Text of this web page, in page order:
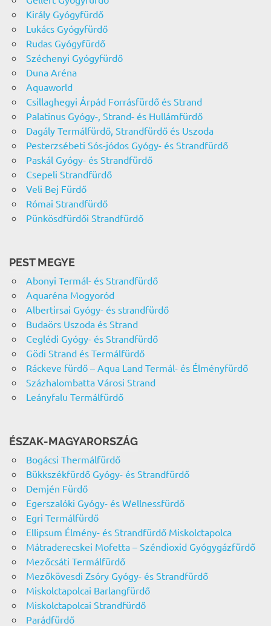
Király Gyógyfürdő
Lukács Gyógyfürdő
Rudas Gyógyfürdő
Széchenyi Gyógyfürdő
Duna Aréna
Aquaworld
Csillaghegyi Árpád Forrásfürdő és Strand
Palatinus Gyógy-, Strand- és Hullámfürdő
Dagály Termálfürdő, Strandfürdő és Uszoda
Pesterzsébeti Sós-jódos Gyógy- és Strandfürdő
Paskál Gyógy- és Strandfürdő
Csepeli Strandfürdő
Veli Bej Fürdő
Római Strandfürdő
Pünkösdfürdői Strandfürdő
PEST MEGYE
Abonyi Termál- és Strandfürdő
Aquaréna Mogyoród
Albertirsai Gyógy- és strandfürdő
Budaörs Uszoda és Strand
Ceglédi Gyógy- és Strandfürdő
Gödi Strand és Termálfürdő
Ráckeve fürdő – Aqua Land Termál- és Élményfürdő
Százhalombatta Városi Strand
Leányfalu Termálfürdő
ÉSZAK-MAGYARORSZÁG
Bogácsi Thermálfürdő
Bükkszékfürdő Gyógy- és Strandfürdő
Demjén Fürdő
Egerszalóki Gyógy- és Wellnessfürdő
Egri Termálfürdő
Ellipsum Élmény- és Strandfürdő Miskolctapolca
Mátraderecskei Mofetta – Széndioxid Gyógygázfürdő
Mezőcsáti Termálfürdő
Mezőkövesdi Zsóry Gyógy- és Strandfürdő
Miskolctapolcai Barlangfürdő
Miskolctapolcai Strandfürdő
Parádfürdő